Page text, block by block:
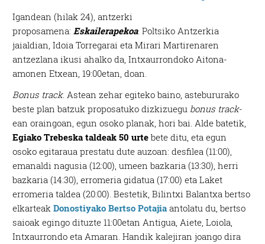
Igandean (hilak 24), antzerki
proposamena:Eskailerapekoa.Poltsiko Antzerkia
jaialdian, Idoia Torregarai eta Mirari Martirenaren
antzezlana ikusi ahalko da, Intxaurrondoko Aitona-
amonen Etxean, 19:00etan, doan.
Bonus track. Astean zehar egiteko baino, astebururako
beste plan batzuk proposatuko dizkizuegu bonus track-
ean oraingoan, egun osoko planak, hori bai. Alde batetik,
Egiako Trebeska taldeak 50 urte bete ditu, eta egun
osoko egitaraua prestatu dute auzoan: desfilea (11:00),
emanaldi nagusia (12:00), umeen bazkaria (13:30), herri
bazkaria (14:30), erromeria gidatua (17:00) eta Laket
erromeria taldea (20:00). Bestetik,Bilintxi Balantxa bertso
elkarteakDonostiyako Bertso Potajia antolatu du, bertso
saioak egingo dituzte 11:00etan Antigua, Aiete, Loiola,
Intxaurrondo eta Amaran. Handik kalejiran joango dira